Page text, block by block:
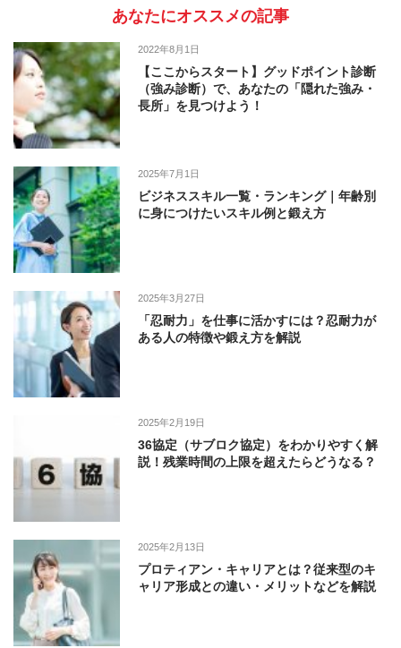
あなたにオススメの記事
2022年8月1日
【ここからスタート】グッドポイント診断
（強み診断）で、あなたの「隠れた強み・
長所」を見つけよう！
2025年7月1日
ビジネススキル一覧・ランキング｜年齢別
に身につけたいスキル例と鍛え方
2025年3月27日
「忍耐力」を仕事に活かすには？忍耐力が
ある人の特徴や鍛え方を解説
2025年2月19日
36協定（サブロク協定）をわかりやすく解
説！残業時間の上限を超えたらどうなる？
2025年2月13日
プロティアン・キャリアとは？従来型のキ
ャリア形成との違い・メリットなどを解説